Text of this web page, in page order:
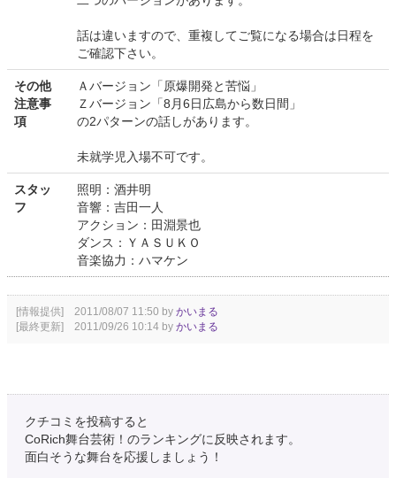
話は違いますので、重複してご覧になる場合は日程を
ご確認下さい。
その他
注意事
項
Ａバージョン「原爆開発と苦悩」
Ｚバージョン「8月6日広島から数日間」
の2パターンの話しがあります。
未就学児入場不可です。
スタッ
フ
照明：酒井明
音響：吉田一人
アクション：田淵景也
ダンス：ＹＡＳＵＫＯ
音楽協力：ハマケン
[情報提供] 2011/08/07 11:50 by かいまる
[最終更新] 2011/09/26 10:14 by かいまる
クチコミを投稿すると
CoRich舞台芸術！のランキングに反映されます。
面白そうな舞台を応援しましょう！